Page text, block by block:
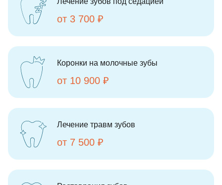
от 3 700 ₽
Коронки на молочные зубы
от 10 900 ₽
Лечение травм зубов
от 7 500 ₽